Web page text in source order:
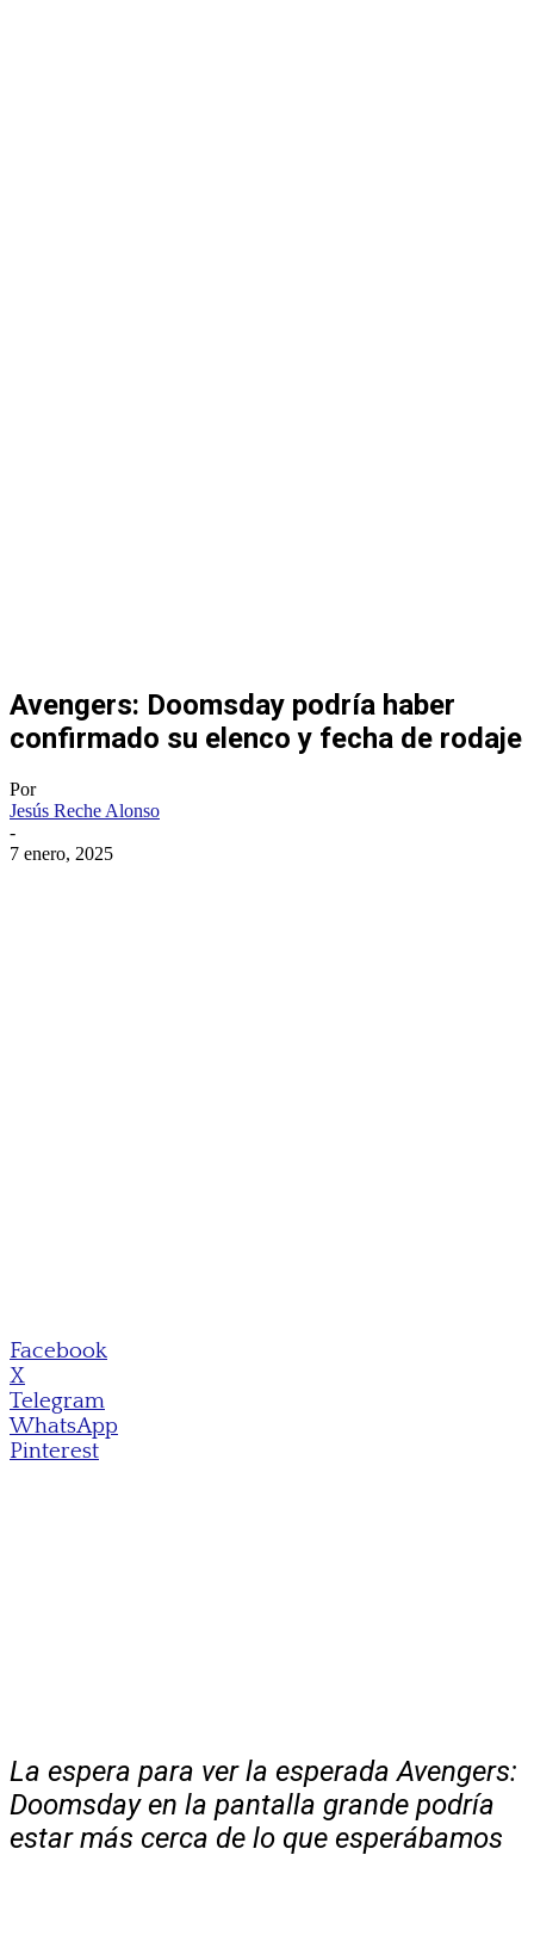
Avengers: Doomsday podría haber
confirmado su elenco y fecha de rodaje
Por
Jesús Reche Alonso
-
7 enero, 2025
Facebook
X
Telegram
WhatsApp
Pinterest
La espera para ver la esperada Avengers:
Doomsday en la pantalla grande podría
estar más cerca de lo que esperábamos